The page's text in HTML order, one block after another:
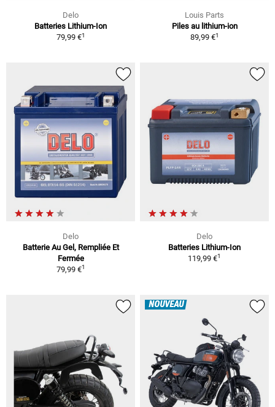
Delo
Batteries Lithium-Ion
79,99 €1
Louis Parts
Piles au lithium-ion
89,99 €1
Delo
Batterie Au Gel, Rempliée Et
Fermée
79,99 €1
Delo
Batteries Lithium-Ion
119,99 €1
NOUVEAU